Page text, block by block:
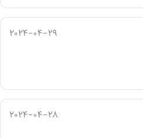
2024-04-29
2024-04-28